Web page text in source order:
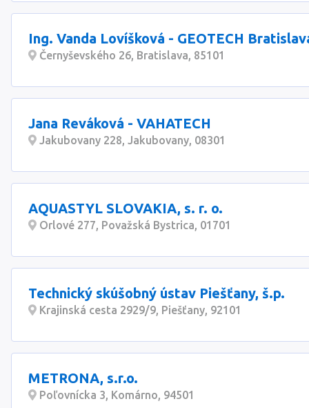
Ing. Vanda Lovíšková - GEOTECH
Černyševského 26, Bratislava, 85101
Jana Reváková - VAHATECH
Jakubovany 228, Jakubovany, 08301
AQUASTYL SLOVAKIA, s. r. o.
Orlové 277, Považská Bystrica, 01701
Technický skúšobný ústav Piešťany, š.p.
Krajinská cesta 2929/9, Piešťany, 92101
METRONA, s.r.o.
Poľovnícka 3, Komárno, 94501